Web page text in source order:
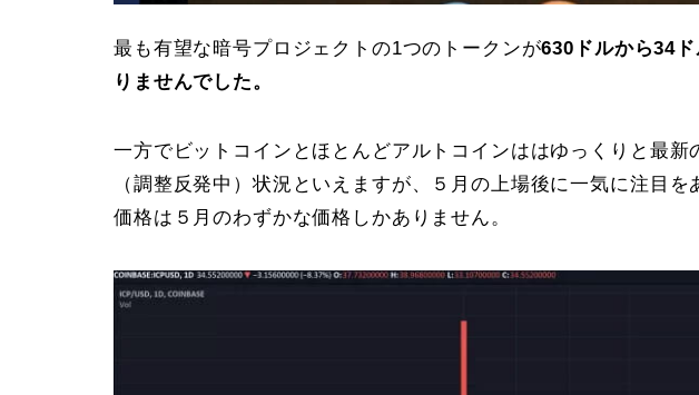
最も有望な暗号プロジェクトの1つのトークンが630ドルから34
りませんでした。
一方でビットコインとほとんどアルトコインははゆっくりと最新
（調整反発中）状況といえますが、５月の上場後に一気に注目
価格は５月のわずかな価格しかありません。